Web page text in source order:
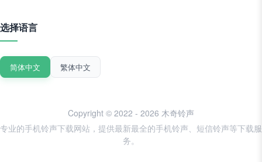
选择语言
简体中文 繁体中文
Copyright © 2022 - 2026 木奇铃声
专业的手机铃声下载网站，提供最新最全的手机铃声、短信铃声等下载服
务。